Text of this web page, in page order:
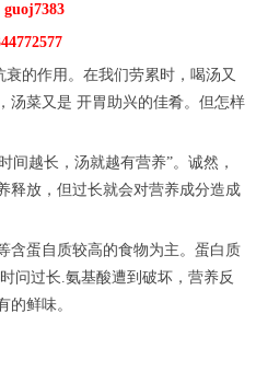
的作用。在我们劳累时，喝汤又
汤菜又是 开胃助兴的佳肴。但怎样
越长，汤就越有营养”。诚然，
释放，但过长就会对营养成分造成
蛋自质较高的食物为主。蛋白质
问过长.氨基酸遭到破坏，营养反
的鲜味。